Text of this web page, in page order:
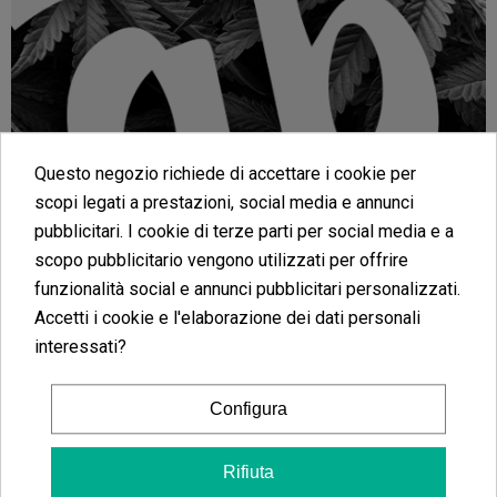
Semi regolari ACE
Seeds
è una banca di semi conosciuta per
averele migliori sative sul mercatoo per avere
. Potrai sceglierle per sapore, per colore o
Questo negozio richiede di accettare i cookie per
scopi legati a prestazioni, social media e annunci
pubblicitari. I cookie di terze parti per social media e a
scopo pubblicitario vengono utilizzati per offrire
funzionalità social e annunci pubblicitari personalizzati.
Accetti i cookie e l'elaborazione dei dati personali
interessati?
Configura
Rifiuta